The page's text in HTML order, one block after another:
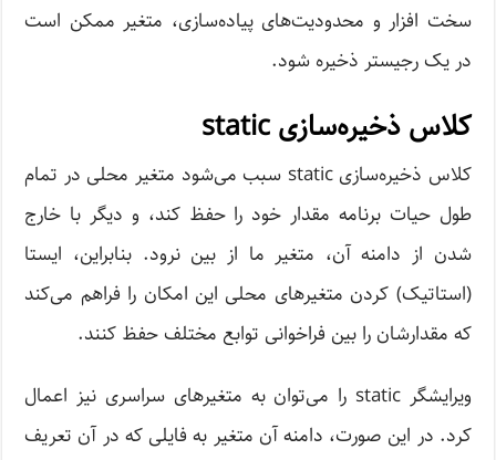
سخت افزار و محدودیت‌های پیاده‌سازی، متغیر ممکن است
در یک رجیستر ذخیره شود.
کلاس ذخیره‌سازی static
کلاس ذخیره‌سازی static سبب می‌شود متغیر محلی در تمام
طول حیات برنامه مقدار خود را حفظ کند، و دیگر با خارج
شدن از دامنه آن، متغیر ما از بین نرود. بنابراین، ایستا
(استاتیک) کردن متغیرهای محلی این امکان را فراهم می‌کند
که مقدارشان را بین فراخوانی توابع مختلف حفظ کنند.
ویرایشگر static را می‌توان به متغیرهای سراسری نیز اعمال
کرد. در این صورت، دامنه آن متغیر به فایلی که در آن تعریف